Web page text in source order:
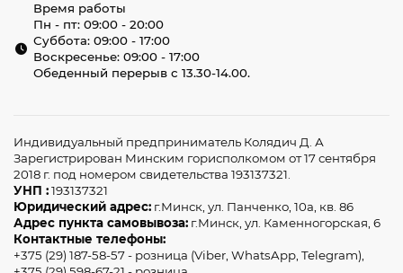
Время работы
Пн - пт: 09:00 - 20:00
Суббота: 09:00 - 17:00
Воскресенье: 09:00 - 17:00
Обеденный перерыв с 13.30-14.00.
Индивидуальный предприниматель Колядич Д. А
Зарегистрирован Минским горисполкомом от 17 сентября
2018 г. под номером свидетельства 193137321.
УНП :193137321
Юридический адрес: г.Минск, ул. Панченко, 10а, кв. 86
Адрес пункта самовывоза: г.Минск, ул. Каменногорская, 6
Контактные телефоны:
+375 (29) 187-58-57 - розница (Viber, WhatsApp, Telegram),